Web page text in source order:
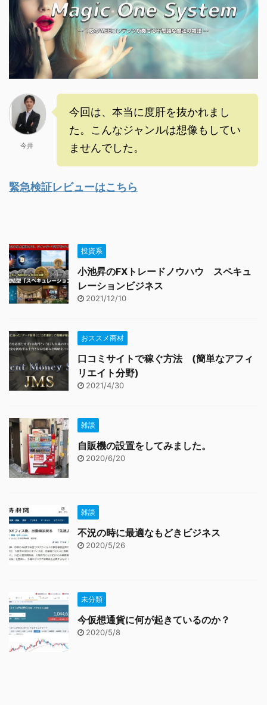
今井
今回は、本当に度肝を抜かれまし
た。こんなジャンルは想像もしてい
ませんでした。
緊急検証レビューはこちら
投資系
小池昇のFXトレードノウハウ スペキュ
レーションビジネス
2021/12/10
おススメ商材
口コミサイトで稼ぐ方法 (簡単なアフィ
リエイト分野)
2021/4/30
雑談
自販機の設置をしてみました。
2020/6/20
雑談
不況の時に最適なもどきビジネス
2020/5/26
未分類
今仮想通貨に何が起きているのか？
2020/5/8